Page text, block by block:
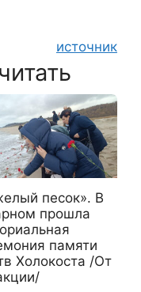
источник
песок». В
прошла
памяти
Холокоста /От